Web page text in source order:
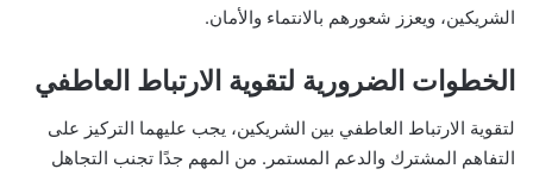
الشريكين، ويعزز شعورهم بالانتماء والأمان.
الخطوات الضرورية لتقوية الارتباط العاطفي
لتقوية الارتباط العاطفي بين الشريكين، يجب عليهما التركيز على
التفاهم المشترك والدعم المستمر. من المهم جدًا تجنب التجاهل